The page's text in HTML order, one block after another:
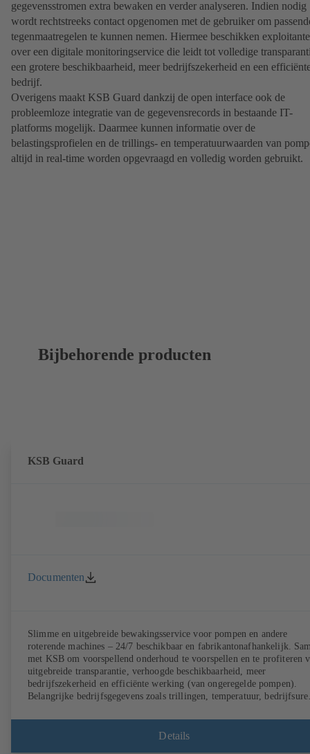
gegevensstromen extra bewaken en verder analyseren. Indien nodig
wordt rechtstreeks contact opgenomen met de gebruiker om
tegenmaatregelen te kunnen nemen. Hiermee beschikken
over een digitale monitoringservice die leidt tot volledige
een grotere beschikbaarheid, meer bedrijfszekerheid en een
bedrijf.
Overigens maakt KSB Guard dankzij de open interface ook de
probleemloze integratie van de gegevensrecords in bestaande IT-
platforms mogelijk. Daarmee kunnen informatie over de
belastingsprofielen en de trillings- en temperatuurwaarden van
altijd in real-time worden opgevraagd en volledig worden gebruikt.
Bijbehorende producten
KSB Guard
Documenten
Slimme en uitgebreide bewakingsservice voor pompen en andere
roterende machines – 24/7 beschikbaar en fabrikantonafhankelijk.
met KSB om voorspellend onderhoud te voorspellen en te profiteren
uitgebreide transparantie, verhoogde beschikbaarheid, meer
bedrijfszekerheid en efficiënte werking (van ongeregelde pompen).
Belangrijke bedrijfsgegevens zoals trillingen, temperatuur,
worden opgeroepen met KSB Guard. Indien er ook een afwijking van
normale werking optreedt, wordt er direct een melding verzonden via
Details